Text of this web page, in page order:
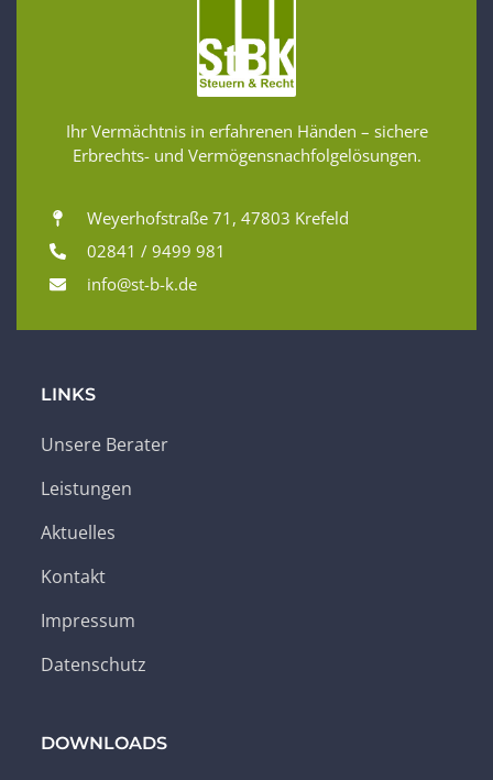
Ihr Vermächtnis in erfahrenen Händen – sichere
Erbrechts- und Vermögensnachfolgelösungen.
Weyerhofstraße 71, 47803 Krefeld
02841 / 9499 981
info@st-b-k.de
LINKS
Unsere Berater
Leistungen
Aktuelles
Kontakt
Impressum
Datenschutz
DOWNLOADS